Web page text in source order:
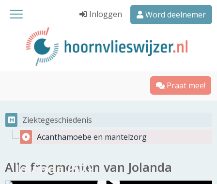
Inloggen Word deelnemer
Praat mee!
Ziektegeschiedenis
Acanthamoebe en mantelzorg
Alle fragmenten van Jolanda
Jolanda (57)